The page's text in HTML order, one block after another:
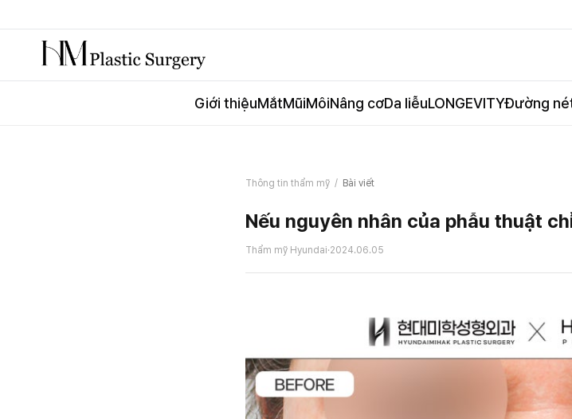
Giới thiệuMắtMũiMôiNâng cơDa liễuLONGEVITYĐường
Thông tin thẩm mỹ / Bài viết
Nếu nguyên nhân của phẫu thuật
Thẩm mỹ Hyundai·2024.06.05